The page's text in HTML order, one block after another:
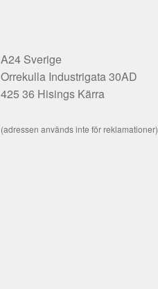
A24 Sverige
Orrekulla Industrigata 30AD
425 36 Hisings Kärra
(adressen används inte för reklamationer)